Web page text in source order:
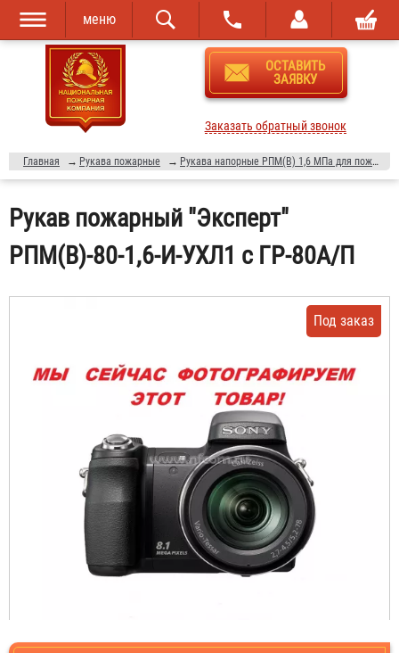
Перейти к
основному
содержанию
Skip to
navigation
меню
ОСТАВИТЬ
ЗАЯВКУ
Заказать обратный звонок
Главная → Рукава пожарные → Рукава напорные РПМ(В) 1,6 МПа для пожарной техники
Рукав пожарный "Эксперт"
РПМ(В)-80-1,6-И-УХЛ1 с ГР-80А/П
Под заказ